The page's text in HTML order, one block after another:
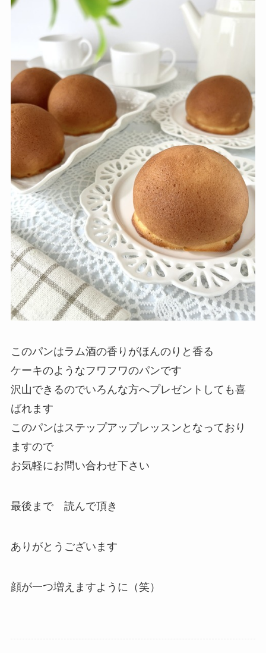
このパンはラム酒の香りがほんのりと香る
ケーキのようなフワフワのパンです
沢山できるのでいろんな方へプレゼントしても喜
ばれます
このパンはステップアップレッスンとなっており
ますので
お気軽にお問い合わせ下さい
最後まで 読んで頂き
ありがとうございます
顔が一つ増えますように（笑）